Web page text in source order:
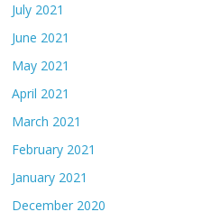
July 2021
June 2021
May 2021
April 2021
March 2021
February 2021
January 2021
December 2020